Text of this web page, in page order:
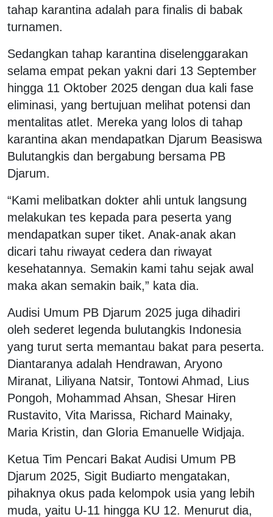
tahap karantina adalah para finalis di babak
turnamen.
Sedangkan tahap karantina diselenggarakan
selama empat pekan yakni dari 13 September
hingga 11 Oktober 2025 dengan dua kali fase
eliminasi, yang bertujuan melihat potensi dan
mentalitas atlet. Mereka yang lolos di tahap
karantina akan mendapatkan Djarum Beasiswa
Bulutangkis dan bergabung bersama PB
Djarum.
“Kami melibatkan dokter ahli untuk langsung
melakukan tes kepada para peserta yang
mendapatkan super tiket. Anak-anak akan
dicari tahu riwayat cedera dan riwayat
kesehatannya. Semakin kami tahu sejak awal
maka akan semakin baik,” kata dia.
Audisi Umum PB Djarum 2025 juga dihadiri
oleh sederet legenda bulutangkis Indonesia
yang turut serta memantau bakat para peserta.
Diantaranya adalah Hendrawan, Aryono
Miranat, Liliyana Natsir, Tontowi Ahmad, Lius
Pongoh, Mohammad Ahsan, Shesar Hiren
Rustavito, Vita Marissa, Richard Mainaky,
Maria Kristin, dan Gloria Emanuelle Widjaja.
Ketua Tim Pencari Bakat Audisi Umum PB
Djarum 2025, Sigit Budiarto mengatakan,
pihaknya okus pada kelompok usia yang lebih
muda, yaitu U-11 hingga KU 12. Menurut dia,